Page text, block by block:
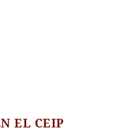
EL CEIP